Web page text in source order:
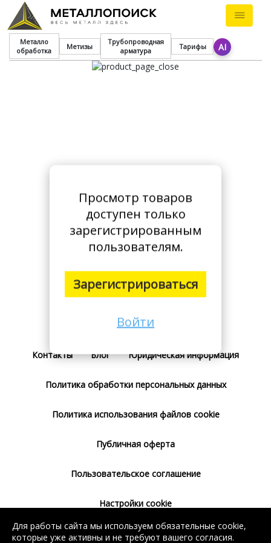
Металло
обработка
Метизы
Трубопроводная
арматура
Тарифы AI
Просмотр товаров
доступен только
зарегистрированным
пользователям.
Зарегистрироваться
Войти
Тарифы
Контакты Блог Юридическая информация
Политика обработки персональных данных
Политика использования файлов cookie
Публичная оферта
Пользовательское соглашение
Настройки cookie
Согласие на использование сервиса
Для работы сайта мы используем обязательные cookie,
которые уже активны и не требуют вашего согласия.